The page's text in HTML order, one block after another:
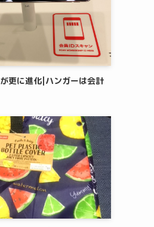
が更に進化|ハンガーは会計